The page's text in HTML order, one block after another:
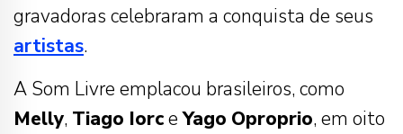
gravadoras celebraram a conquista de seus
artistas.
A Som Livre emplacou brasileiros, como
Melly, Tiago IorceYago Oproprio, em oito